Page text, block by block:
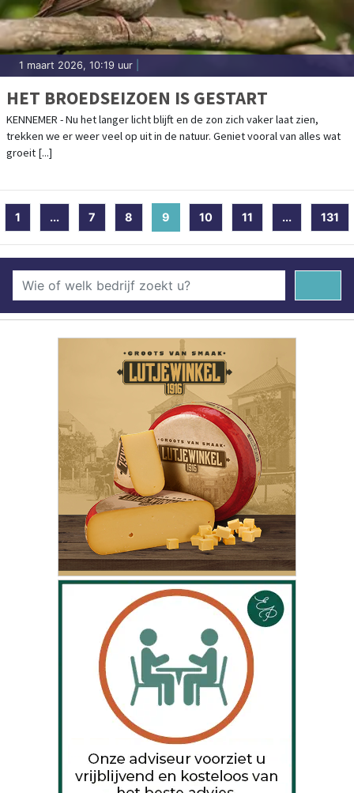
1 maart 2026, 10:19 uur
HET BROEDSEIZOEN IS GESTART
KENNEMER - Nu het langer licht blijft en de zon zich vaker laat zien,
trekken we er weer veel op uit in de natuur. Geniet vooral van alles wat
groeit [...]
1 ... 7 8 9 (current)
10 11 ... 131